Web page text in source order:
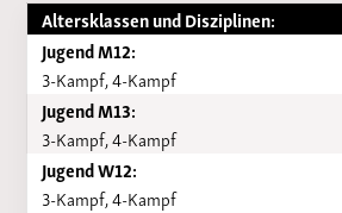
Altersklassen und Disziplinen:
Jugend M12:
3-Kampf, 4-Kampf
Jugend M13:
3-Kampf, 4-Kampf
Jugend W12:
3-Kampf, 4-Kampf